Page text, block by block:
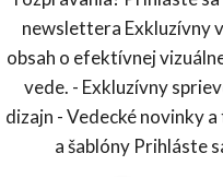
newslettera Exkluzívny
obsah o efektívnej
vede. - Exkluzívny
dizajn - Vedecké novinky
a šablóny Prihláste